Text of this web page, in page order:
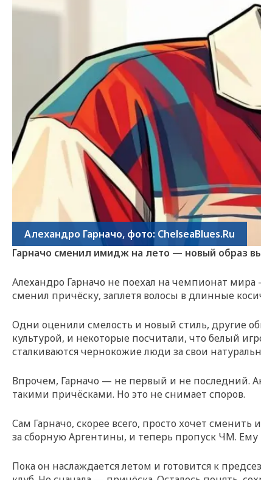
Алехандро Гарначо, фото: ChelseaBlues.Ru
Гарначо сменил имидж на лето — новый образ
Алехандро Гарначо не поехал на чемпионат
сменил причёску, заплетя волосы в длинные
Одни оценили смелость и новый стиль, другие
культурой, и некоторые посчитали, что белый
сталкиваются чернокожие люди за свои
Впрочем, Гарначо — не первый и не последний.
такими причёсками. Но это не снимает споров.
Сам Гарначо, скорее всего, просто хочет
за сборную Аргентины, и теперь пропуск ЧМ.
Пока он наслаждается летом и готовится к